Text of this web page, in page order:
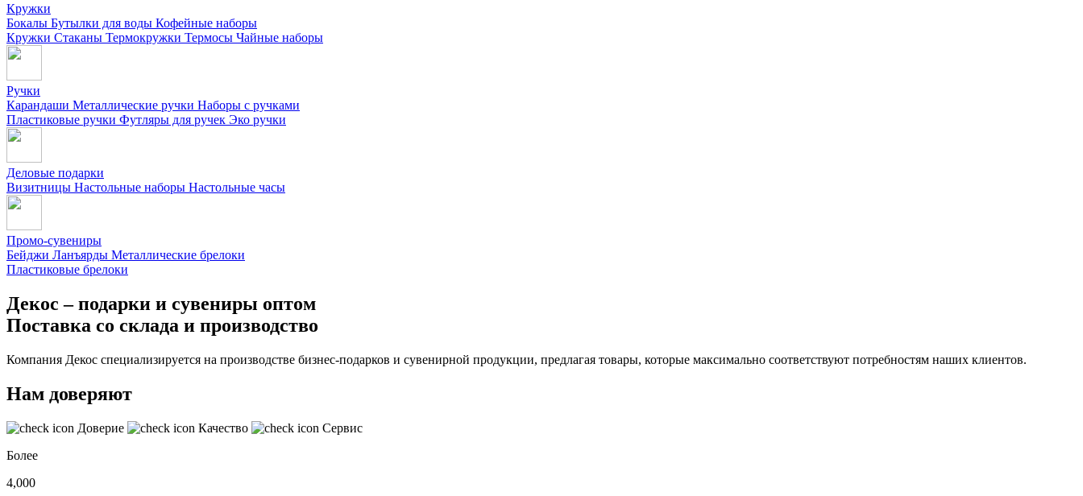
Кружки
Бокалы Бутылки для воды Кофейные наборы
Кружки Стаканы Термокружки Термосы Чайные наборы
Ручки
Карандаши Металлические ручки Наборы с ручками
Пластиковые ручки Футляры для ручек Эко ручки
Деловые подарки
Визитницы Настольные наборы Настольные часы
Промо-сувениры
Бейджи Ланъярды Металлические брелоки
Пластиковые брелоки
Декос – подарки и сувениры оптом
Поставка со склада и производство
Компания Декос специализируется на производстве бизнес-подарков и сувенирной продукции, предлагая товары, которые максимально соответствуют потребностям наших клиентов.
Нам доверяют
Доверие Качество
Сервис
Более
4,000